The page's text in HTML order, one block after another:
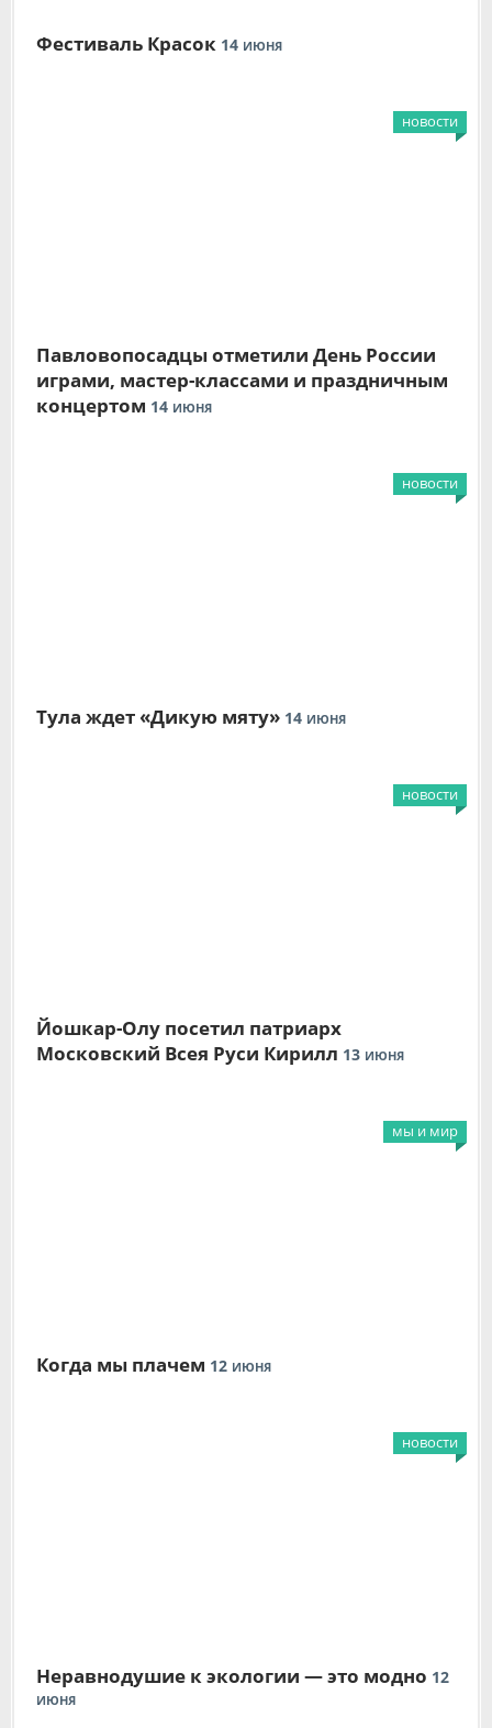
Фестиваль Красок 14 ИЮНЯ
новости
Павловопосадцы отметили День России
играми, мастер-классами и праздничным
концертом 14 ИЮНЯ
новости
Тула ждет «Дикую мяту» 14 ИЮНЯ
новости
Йошкар-Олу посетил патриарх
Московский Всея Руси Кирилл 13 ИЮНЯ
мы и мир
Когда мы плачем 12 ИЮНЯ
новости
Неравнодушие к экологии — это модно 12
ИЮНЯ